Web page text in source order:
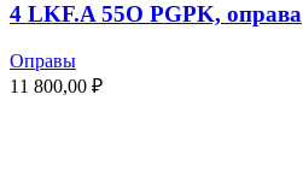
4 LKF.A 55O PGPK, оправа
Оправы
11 800,00 ₽